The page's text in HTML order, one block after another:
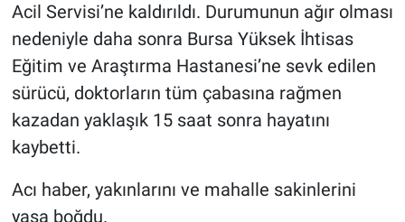
Acil Servisi’ne kaldırıldı. Durumunun ağır olması
nedeniyle daha sonra Bursa Yüksek İhtisas
Eğitim ve Araştırma Hastanesi’ne sevk edilen
sürücü, doktorların tüm çabasına rağmen
kazadan yaklaşık 15 saat sonra hayatını
kaybetti.
Acı haber, yakınlarını ve mahalle sakinlerini
yasa boğdu.